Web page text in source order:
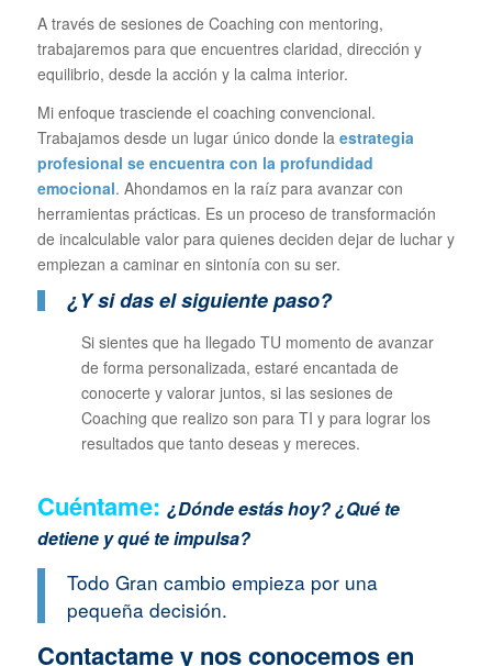
A través de sesiones de Coaching con mentoring,
trabajaremos para que encuentres claridad, dirección y
equilibrio, desde la acción y la calma interior.
Mi enfoque trasciende el coaching convencional.
Trabajamos desde un lugar único donde la estrategia
profesional se encuentra con la profundidad
emocional. Ahondamos en la raíz para avanzar con
herramientas prácticas. Es un proceso de transformación
de incalculable valor para quienes deciden dejar de luchar y
empiezan a caminar en sintonía con su ser.
¿Y si das el siguiente paso?
Si sientes que ha llegado TU momento de avanzar
de forma personalizada, estaré encantada de
conocerte y valorar juntos, si las sesiones de
Coaching que realizo son para TI y para lograr los
resultados que tanto deseas y mereces.
Cuéntame: ¿Dónde estás hoy? ¿Qué te
detiene y qué te impulsa?
Todo Gran cambio empieza por una
pequeña decisión.
Contactame y nos conocemos en